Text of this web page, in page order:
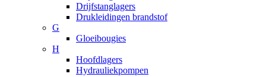
Drijfstanglagers
Drukleidingen brandstof
G
Gloeibougies
H
Hoofdlagers
Hydrauliekpompen